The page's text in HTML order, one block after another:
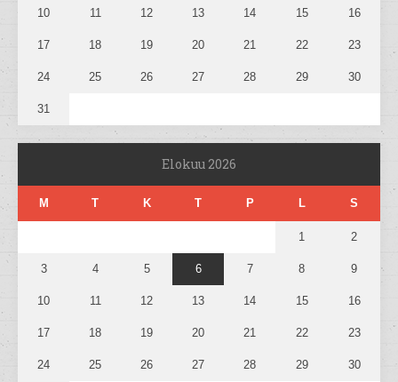
10 11 12 13 14 15 16
17 18 19 20 21 22 23
24 25 26 27 28 29 30
31
Elokuu 2026
M T K T P L S
1 2
3 4 5 6 7 8 9
10 11 12 13 14 15 16
17 18 19 20 21 22 23
24 25 26 27 28 29 30